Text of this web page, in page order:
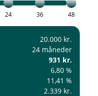
24 36 48
20.000 kr.
24 måneder
931 kr.
6,80 %
11,41 %
2.339 kr.